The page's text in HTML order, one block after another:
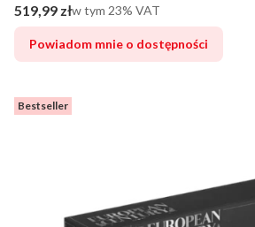
Cena brutto
519,99 złw tym %s VAT
w tym 23% VAT
Powiadom mnie o dostępności
Bestseller